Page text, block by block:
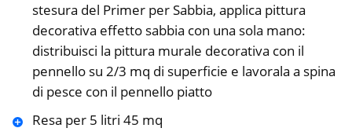
stesura del Primer per Sabbia, applica pittura
decorativa effetto sabbia con una sola mano:
distribuisci la pittura murale decorativa con il
pennello su 2/3 mq di superficie e lavorala a spina
di pesce con il pennello piatto
Resa per 5 litri 45 mq